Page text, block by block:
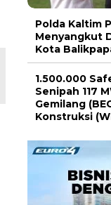
Polda Kaltim
Menyangkut
Kota
1.500.000
Senipah 117
Gemilang
Konstruksi